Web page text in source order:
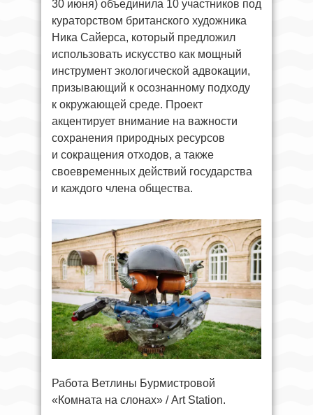
30 июня) объединила 10 участников под
кураторством британского художника
Ника Сайерса, который предложил
использовать искусство как мощный
инструмент экологической адвокации,
призывающий к осознанному подходу
к окружающей среде. Проект
акцентирует внимание на важности
сохранения природных ресурсов
и сокращения отходов, а также
своевременных действий государства
и каждого члена общества.
Работа Ветлины Бурмистровой
«Комната на слонах» / Art Station.